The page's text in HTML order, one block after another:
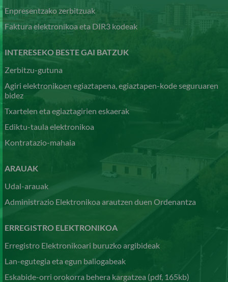
Enpresentzako zerbitzuak
Faktura elektronikoa eta DIR3 kodeak
INTERESEKO BESTE GAI BATZUK
Zerbitzu-gutuna
Agiri elektronikoen egiaztapena, egiaztapen-kode seguruaren
bidez
Txartelen eta egiaztagirien eskaerak
Ediktu-taula elektronikoa
Kontratazio-mahaia
ARAUAK
Udal-arauak
Administrazio Elektronikoa arautzen duen Ordenantza
ERREGISTRO ELEKTRONIKOA
Erregistro Elektronikoari buruzko argibideak
Lan-egutegia eta egun baliogabeak
Eskabide-orri orokorra behera kargatzea (pdf, 165kb)